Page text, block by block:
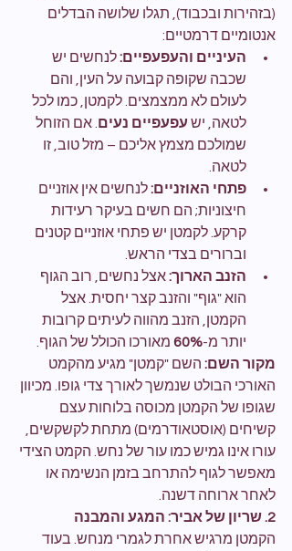
(בזהירות ובכבוד), תגלו שלושה הבדלים
אנטומיים דרמטיים:
העיניים והעפעפיים: לנחשים יש
שכבה שקופה קבועה על העין, והם
לעולם לא ממצמצים. לקמטן, כמו לכל
לטאה, יש עפעפיים נעים . אם הזוחל
שמולכם מצמץ אליכם – מזל טוב, זו
לטאה.
פתחי האוזניים: לנחשים אין אוזניים
חיצוניות; הם חשים בעיקר רעידות
קרקע. לקמטן יש פתחי אוזניים קטנים
וברורים בצדי הראש.
הזנב הארוך: אצל נחשים, רוב הגוף
הוא "גוף" והזנב קצר יחסית. אצל
הקמטן, הזנב מהווה לעיתים קרובות
יותר מ-60% מאורכו הכולל של הגוף.
מקור השם: השם "קמטן" מגיע מהקמט
האורכי הבולט שנמשך לאורך צדי גופו. מכיוון
שגופו של הקמטן מכוסה בלוחות עצם
קשיחים (אוסטאודרמים) מתחת לקשקשים,
עורו אינו גמיש כמו עור של נחש. הקמט הצידי
מאפשר לגוף להתרחב בזמן הנשימה או
לאחר ארוחה דשנה.
2. שריון של אביר: המגע והמבנה
הקמטן מרגיש אחרת לגמרי מנחש. בעוד